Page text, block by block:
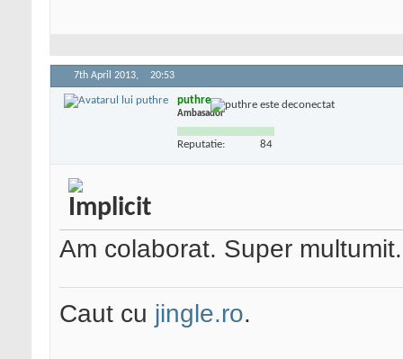
7th April 2013, 20:53
puthre
Ambasador
Reputatie: 84
Am colaborat. Super multumit.
Caut cu jingle.ro.